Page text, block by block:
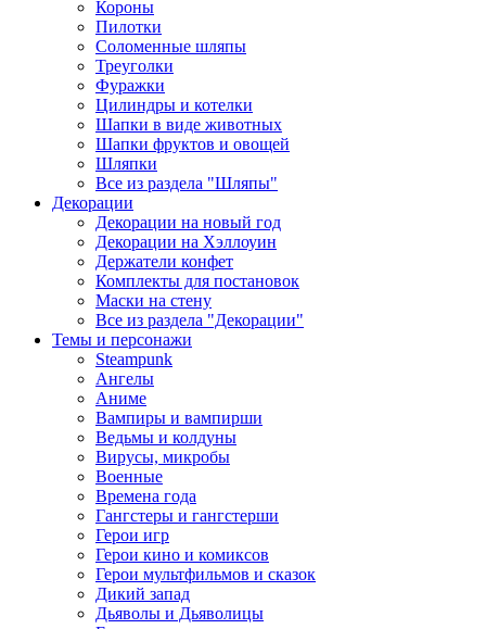
Короны
Пилотки
Соломенные шляпы
Треуголки
Фуражки
Цилиндры и котелки
Шапки в виде животных
Шапки фруктов и овощей
Шляпки
Все из раздела "Шляпы"
Декорации
Декорации на новый год
Декорации на Хэллоуин
Держатели конфет
Комплекты для постановок
Маски на стену
Все из раздела "Декорации"
Темы и персонажи
Steampunk
Ангелы
Аниме
Вампиры и вампирши
Ведьмы и колдуны
Вирусы, микробы
Военные
Времена года
Гангстеры и гангстерши
Герои игр
Герои кино и комиксов
Герои мультфильмов и сказок
Дикий запад
Дьяволы и Дьяволицы